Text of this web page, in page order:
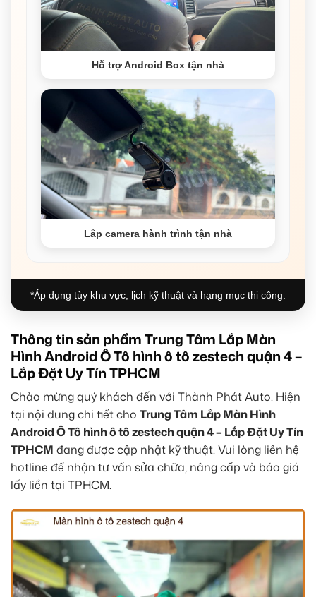
Hỗ trợ Android Box tận nhà
Lắp camera hành trình tận nhà
*Áp dụng tùy khu vực, lịch kỹ thuật và hạng mục thi công.
Thông tin sản phẩm Trung Tâm Lắp Màn
Hình Android Ô Tô hình ô tô zestech quận 4 –
Lắp Đặt Uy Tín TPHCM
Chào mừng quý khách đến với Thành Phát Auto. Hiện
tại nội dung chi tiết cho Trung Tâm Lắp Màn Hình
Android Ô Tô hình ô tô zestech quận 4 – Lắp Đặt Uy Tín
TPHCM đang được cập nhật kỹ thuật. Vui lòng liên hệ
hotline để nhận tư vấn sửa chữa, nâng cấp và báo giá
lấy liền tại TPHCM.